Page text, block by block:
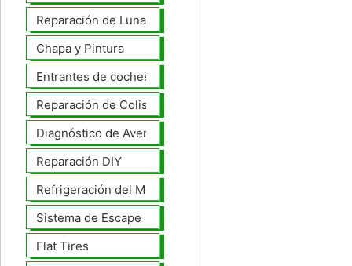
Reparación de Lunas
Chapa y Pintura
Entrantes de coches
Reparación de Colisiones
Diagnóstico de Averías
Reparación DIY
Refrigeración del Motor
Sistema de Escape
Flat Tires